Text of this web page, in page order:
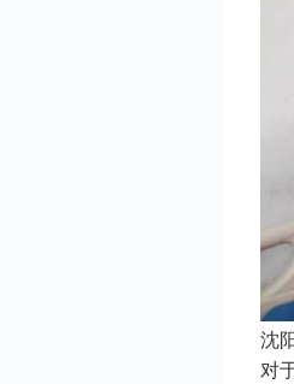
沈
对